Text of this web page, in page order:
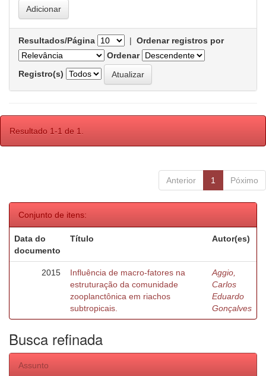
Resultados/Página | Ordenar registros por
Ordenar
Registro(s)
Resultado 1-1 de 1.
Anterior 1 Póximo
Conjunto de itens:
Data do
documento
Título Autor(es)
2015
Influência de macro-fatores na
estruturação da comunidade
zooplanctônica em riachos
subtropicais.
Aggio,
Carlos
Eduardo
Gonçalves
Busca refinada
Assunto